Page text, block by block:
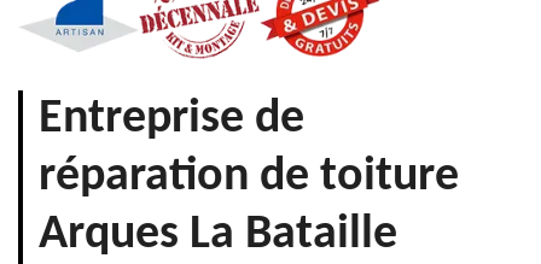
Entreprise de
réparation de toiture
Arques La Bataille